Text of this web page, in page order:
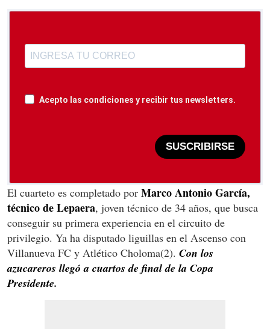
Acepto las condiciones y recibir tus newsletters.
SUSCRIBIRSE
El cuarteto es completado por Marco Antonio García,
técnico de Lepaera, joven técnico de 34 años, que busca
conseguir su primera experiencia en el circuito de
privilegio. Ya ha disputado liguillas en el Ascenso con
Villanueva FC y Atlético Choloma(2). Con los
azucareros llegó a cuartos de final de la Copa
Presidente.